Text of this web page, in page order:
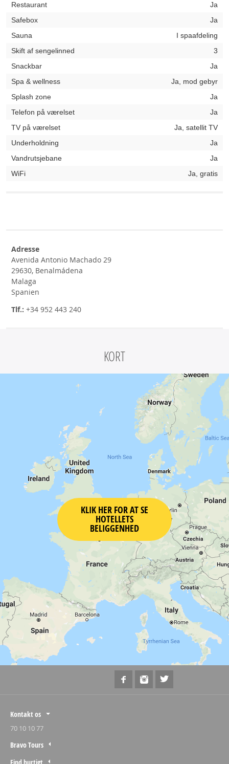
Restaurant
Ja
Safebox
Ja
Sauna
I spaafdeling
Skift af sengelinned
3
Snackbar
Ja
Spa & wellness
Ja, mod gebyr
Splash zone
Ja
Telefon på værelset
Ja
TV på værelset
Ja, satellit TV
Underholdning
Ja
Vandrutsjebane
Ja
WiFi
Ja, gratis
Adresse
Avenida Antonio Machado 29
29630, Benalmádena
Malaga
Spanien
Tlf.: +34 952 443 240
KORT
KLIK HER FOR AT SE
HOTELLETS
BELIGGENHED
Kontakt os
70 10 10 77
Bravo Tours